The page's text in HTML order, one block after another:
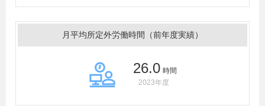
月平均所定外労働時間（前年度実績）
26.0 時間
2023年度